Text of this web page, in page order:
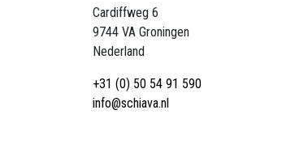
Cardiffweg 6
9744 VA Groningen
Nederland
+31 (0) 50 54 91 590
info@schiava.nl